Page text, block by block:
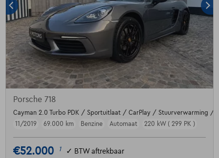
Porsche 718
Cayman 2.0 Turbo PDK / Sportuitlaat / CarPlay / Stuurverwarming /
11/2019
69.000 km Benzine Automaat 220 kW ( 299 PK )
€52.000 1 ✓ BTW aftrekbaar